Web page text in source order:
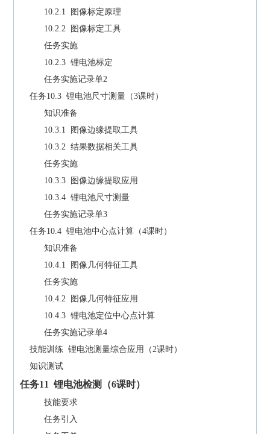
10.2.1 图像标定原理
10.2.2 图像标定工具
任务实施
10.2.3 锂电池标定
任务实施记录单2
任务10.3 锂电池尺寸测量（3课时）
知识准备
10.3.1 图像边缘提取工具
10.3.2 结果数据相关工具
任务实施
10.3.3 图像边缘提取应用
10.3.4 锂电池尺寸测量
任务实施记录单3
任务10.4 锂电池中心点计算（4课时）
知识准备
10.4.1 图像几何特征工具
任务实施
10.4.2 图像几何特征应用
10.4.3 锂电池定位中心点计算
任务实施记录单4
技能训练 锂电池测量综合应用（2课时）
知识测试
任务11 锂电池检测（6课时）
技能要求
任务引入